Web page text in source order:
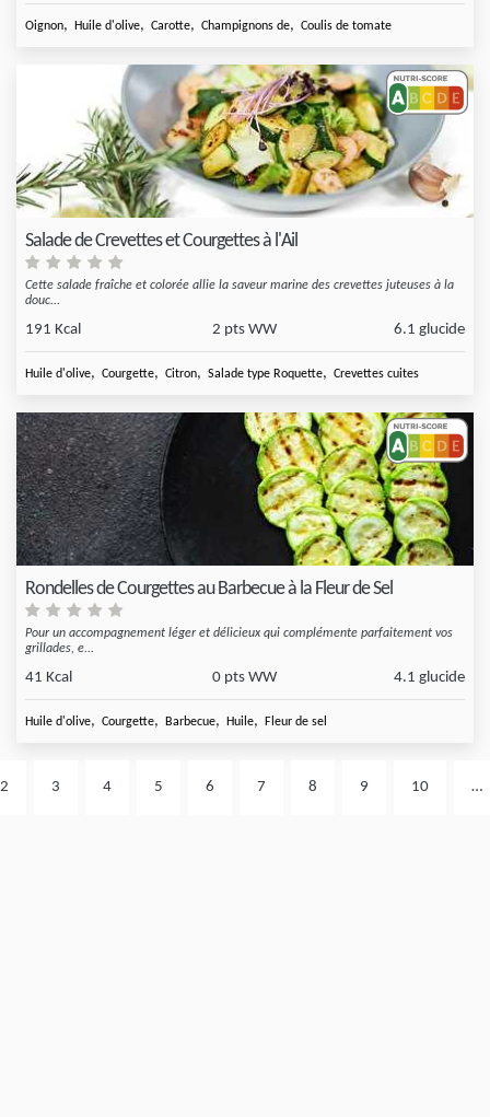
Oignon, Huile d'olive, Carotte, Champignons de, Coulis de tomate
Salade de Crevettes et Courgettes à l'Ail
Cette salade fraîche et colorée allie la saveur marine des crevettes juteuses à la
douc...
191 Kcal 2 pts WW 6.1 glucide
Huile d'olive, Courgette, Citron, Salade type Roquette, Crevettes cuites
Rondelles de Courgettes au Barbecue à la Fleur de Sel
Pour un accompagnement léger et délicieux qui complémente parfaitement vos
grillades, e...
41 Kcal 0 pts WW 4.1 glucide
Huile d'olive, Courgette, Barbecue, Huile, Fleur de sel
2 3 4 5 6 7 8 9 10 …